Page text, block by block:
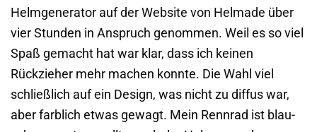
Helmgenerator auf der Website von Helmade über
vier Stunden in Anspruch genommen. Weil es so viel
Spaß gemacht hat war klar, dass ich keinen
Rückzieher mehr machen konnte. Die Wahl viel
schließlich auf ein Design, was nicht zu diffus war,
aber farblich etwas gewagt. Mein Rennrad ist blau-